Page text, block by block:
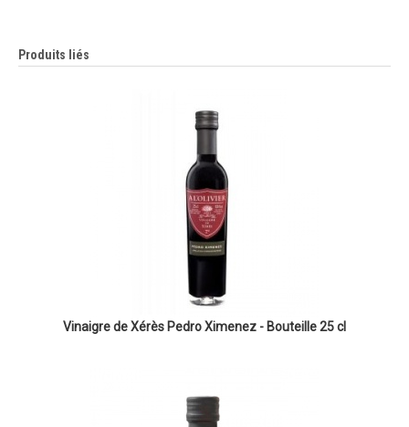
Produits liés
Vinaigre de Xérès Pedro Ximenez - Bouteille 25 cl